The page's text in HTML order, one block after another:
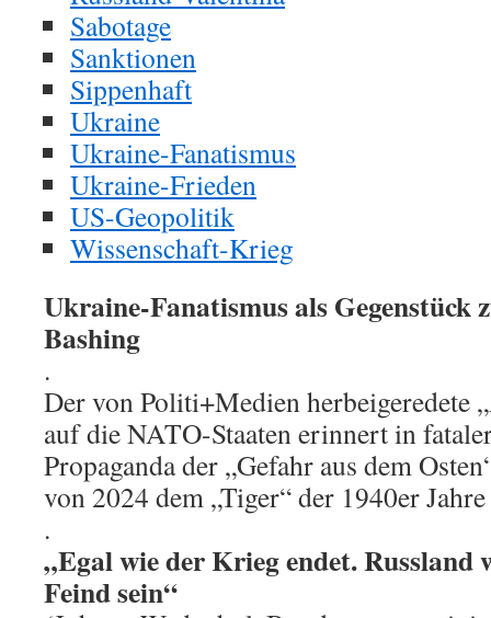
Sabotage
Sanktionen
Sippenhaft
Ukraine
Ukraine-Fanatismus
Ukraine-Frieden
US-Geopolitik
Wissenschaft-Krieg
Ukraine-Fanatismus als Gegenstück
Bashing
.
Der von Politi+Medien herbeigeredete
auf die NATO-Staaten erinnert in
Propaganda der „Gefahr aus dem
von 2024 dem „Tiger“ der 1940er
.
„Egal wie der Krieg endet. Russland
Feind sein“